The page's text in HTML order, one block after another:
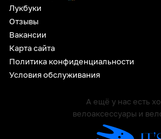
Лукбуки
Отзывы
Вакансии
Карта сайта
Политика конфиденциальности
Условия обслуживания
А ещё у нас есть
велоаксессуары и